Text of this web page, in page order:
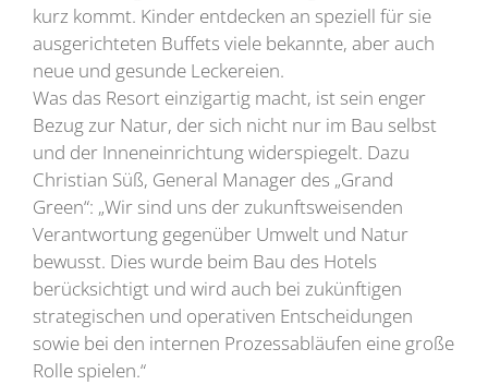
kurz kommt. Kinder entdecken an speziell für sie
ausgerichteten Buffets viele bekannte, aber auch
neue und gesunde Leckereien.
Was das Resort einzigartig macht, ist sein enger
Bezug zur Natur, der sich nicht nur im Bau selbst
und der Inneneinrichtung widerspiegelt. Dazu
Christian Süß, General Manager des „Grand
Green“: „Wir sind uns der zukunftsweisenden
Verantwortung gegenüber Umwelt und Natur
bewusst. Dies wurde beim Bau des Hotels
berücksichtigt und wird auch bei zukünftigen
strategischen und operativen Entscheidungen
sowie bei den internen Prozessabläufen eine große
Rolle spielen.“